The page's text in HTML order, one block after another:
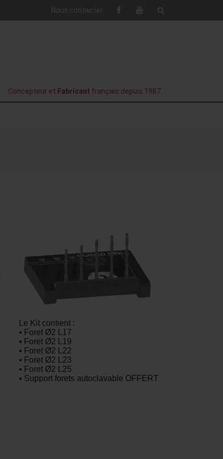
Nous contacter
Concepteur et Fabricant français depuis 1987
Le Kit contient :
▪ Foret Ø2 L17
▪ Foret Ø2 L19
▪ Foret Ø2 L22
▪ Foret Ø2 L23
▪ Foret Ø2 L25
▪ Support forets autoclavable OFFERT